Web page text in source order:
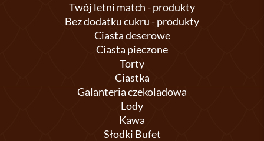
Twój letni match - produkty
Bez dodatku cukru - produkty
Ciasta deserowe
Ciasta pieczone
Torty
Ciastka
Galanteria czekoladowa
Lody
Kawa
Słodki Bufet